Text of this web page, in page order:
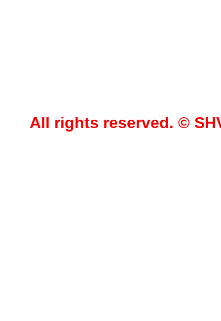
All rights reserved. ©